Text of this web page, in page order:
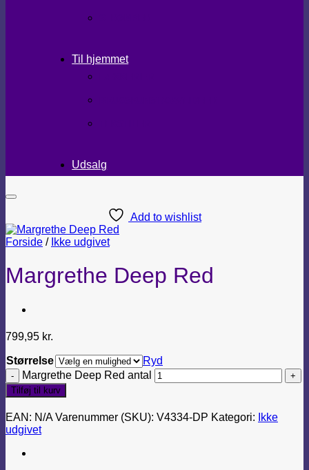
Til hjemmet
Udsalg
Add to wishlist
Forside / Ikke udgivet
Margrethe Deep Red
799,95 kr.
Størrelse
Ryd
Margrethe Deep Red antal
Tilføj til kurv
EAN: N/A Varenummer (SKU): V4334-DP Kategori:
Ikke
udgivet